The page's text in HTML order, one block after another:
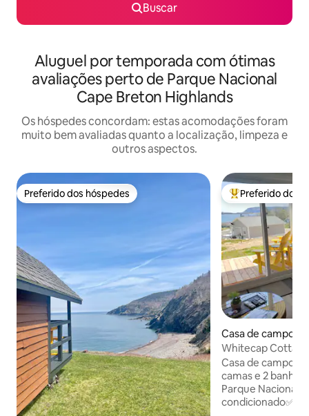
Buscar
Aluguel por temporada com ótimas
avaliações perto de Parque Nacional
Cape Breton Highlands
Os hóspedes concordam: estas acomodações foram
muito bem avaliadas quanto a localização, limpeza e
outros aspectos.
Preferido dos hóspedes
Preferido dos hóspedes Entre os
Preferido dos
Casa de campo ⋅
each
Whitecap
em Cabot Trail
Casa de campo à
camas e 2
Parque Nacional!
condicionado✅,